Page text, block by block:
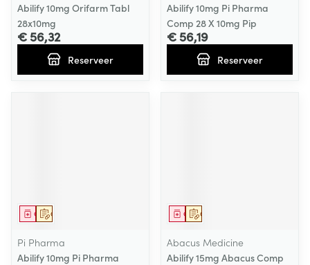
Abilify 10mg Orifarm Tabl
28x10mg
€ 56,32
Reserveer
Abilify 10mg Pi Pharma
Comp 28 X 10mg Pip
€ 56,19
Reserveer
Op voorschrift
Geneesmiddel
Pi Pharma
Abilify 10mg Pi Pharma
Op voorschrift
Geneesmiddel
Abacus Medicine
Abilify 15mg Abacus Comp